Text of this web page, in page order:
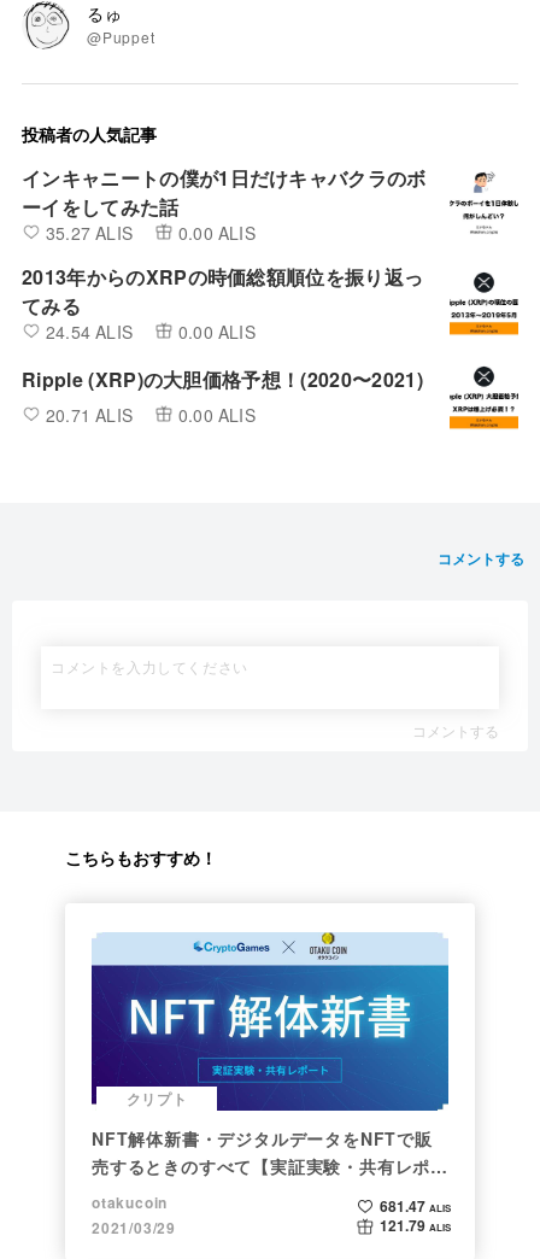
るゅ
@Puppet
投稿者の人気記事
インキャニートの僕が1日だけキャバクラのボ
ーイをしてみた話
35.27 ALIS 0.00 ALIS
2013年からのXRPの時価総額順位を振り返っ
てみる
24.54 ALIS 0.00 ALIS
Ripple (XRP)の大胆価格予想！(2020〜2021)
20.71 ALIS 0.00 ALIS
コメントする
コメントする
こちらもおすすめ！
クリプト
NFT解体新書・デジタルデータをNFTで販
売するときのすべて【実証実験・共有レポー
ト】
otakucoin
2021/03/29
681.47 ALIS
121.79 ALIS